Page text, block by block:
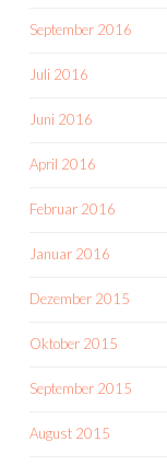
September 2016
Juli 2016
Juni 2016
April 2016
Februar 2016
Januar 2016
Dezember 2015
Oktober 2015
September 2015
August 2015